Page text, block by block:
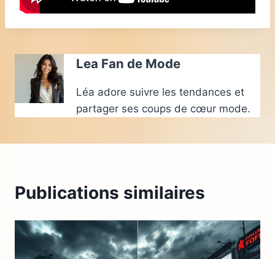
Lea Fan de Mode
Léa adore suivre les tendances et
partager ses coups de cœur mode.
Publications similaires